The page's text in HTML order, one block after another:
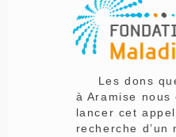
Les dons
à Aramise nous
lancer cet
recherche d’un